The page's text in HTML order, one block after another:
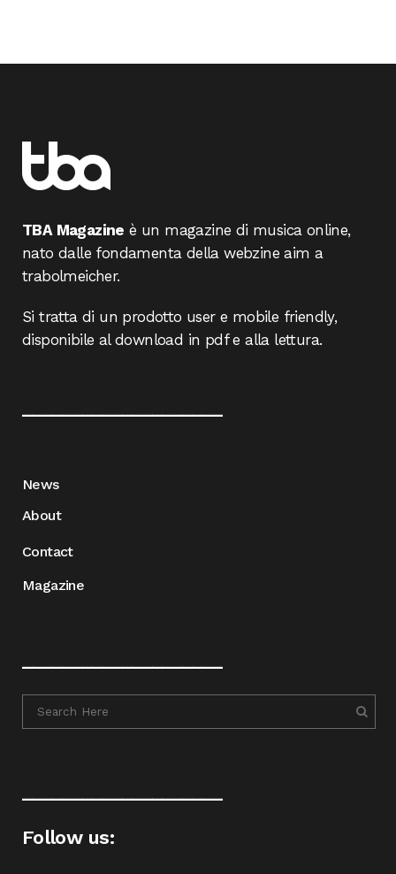
TBA Magazine è un magazine di musica online,
nato dalle fondamenta della webzine aim a
trabolmeicher.
Si tratta di un prodotto user e mobile friendly,
disponibile al download in pdf e alla lettura.
News
About
Contact
Magazine
Follow us: